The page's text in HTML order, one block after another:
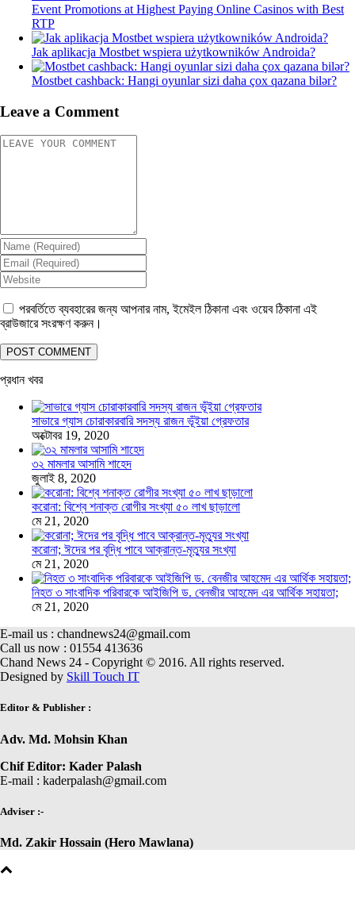
Event Promotions at Highest Paying Online Casinos with Best
RTP
Jak aplikacja Mostbet wspiera użytkowników Androida?
Mostbet cashback: Hangi oyunlar sizi daha çox qazana bilər?
Leave a Comment
পরবর্তিতে ব্যবহারের জন্য আপনার নাম, ইমেইল ঠিকানা এবং ওয়েব ঠিকানা এই
ব্রাউজারে সংরক্ষণ করুন।
প্রধান খবর
সাভারে গ্যাস চোরাকারবারি সদস্য রাজন ভূঁইয়া গ্রেফতার
অক্টোবর 19, 2020
৩২ মামলার আসামি শাহেদ
জুলাই 8, 2020
করোনা: বিশ্বে শনাক্ত রোগীর সংখ্যা ৫০ লাখ ছাড়ালো
মে 21, 2020
করোনা; ঈদের পর বৃদ্ধি পাবে আক্রান্ত-মৃত্যুর সংখ্যা
মে 21, 2020
নিহত ৩ সাংবাদিক পরিবারকে আইজিপি ড. বেনজীর আহমেদ এর আর্থিক সহায়তা;
মে 21, 2020
E-mail us : chandnews24@gmail.com
Call us now : 01554 413636
Chand News 24 - Copyright © 2016. All rights reserved.
Designed by Skill Touch IT
Editor & Publisher :
Adv. Md. Mohsin Khan
Chif Editor: Kader Palash
E-mail : kaderpalash@gmail.com
Adviser :-
Md. Zakir Hossain (Hero Mawlana)